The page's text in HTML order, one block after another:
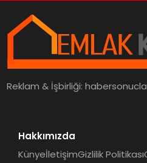
Reklam & İşbirliği:
Hakkımızda
KünyeİletişimGizlilik Politikası